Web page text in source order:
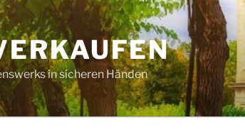
in sicheren Händen